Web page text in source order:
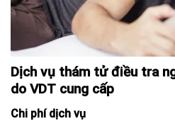
Dịch vụ thám tử điều tra
do VDT cung cấp
Chi phí dịch vụ